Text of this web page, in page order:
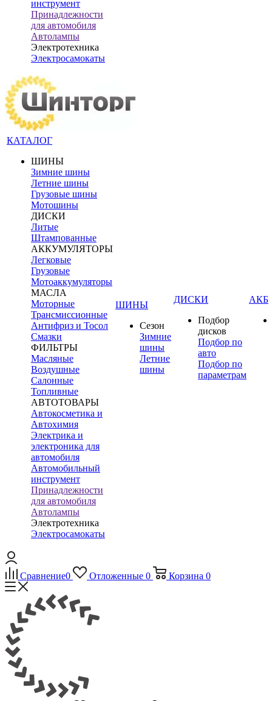
инструмент
Принадлежности
для автомобиля
Автолампы
Электротехника
Электросамокаты
КАТАЛОГ
ШИНЫ
Зимние шины
Летние шины
Грузовые шины
Мотошины
ДИСКИ
Литые
Штампованные
АККУМУЛЯТОРЫ
Легковые
Грузовые
Мотоаккумуляторы
МАСЛА
Моторные
Трансмиссионные
Антифриз и Тосол
Смазки
ФИЛЬТРЫ
Масляные
Воздушные
Салонные
Топливные
АВТОТОВАРЫ
Автокосметика и
Автохимия
Электрика и
электроника для
автомобиля
Автомобильный
инструмент
Принадлежности
для автомобиля
Автолампы
Электротехника
Электросамокаты
ШИНЫ
Сезон
Зимние
шины
Летние
шины
ДИСКИ
Подбор
дисков
Подбор по
авто
Подбор по
параметрам
АКБ
Сравнение0 Отложенные 0 Корзина 0